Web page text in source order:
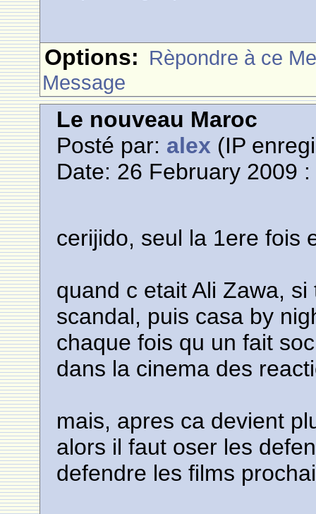
Options: Rèpondre à ce
Message
Le nouveau Maroc
Posté par: alex (IP
Date: 26 February 2009 :
cerijido, seul la 1ere fois
quand c etait Ali Zawa,
scandal, puis casa by
chaque fois qu un fait
dans la cinema des
mais, apres ca devient
alors il faut oser les
defendre les films